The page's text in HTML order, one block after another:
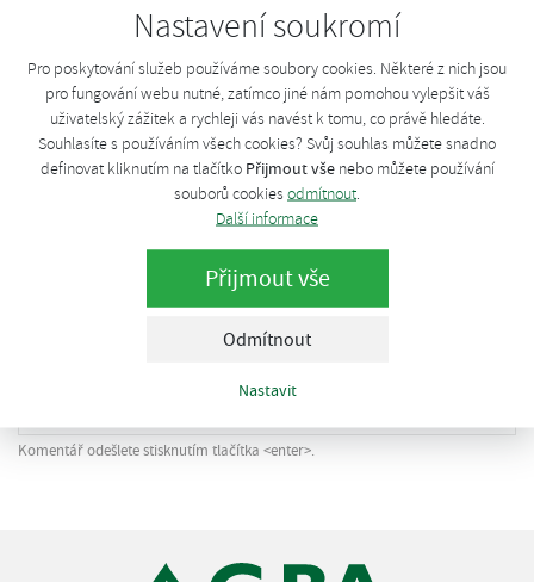
Nastavení soukromí
Pro poskytování služeb používáme soubory cookies. Některé z nich jsou
pro fungování webu nutné, zatímco jiné nám pomohou vylepšit váš
uživatelský zážitek a rychleji vás navést k tomu, co právě hledáte.
Souhlasíte s používáním všech cookies? Svůj souhlas můžete snadno
definovat kliknutím na tlačítko Přijmout všenebo můžete používání
souborů cookies odmítnout
Další informace
Přijmout vše
Odmítnout
Nastavit
Vietnam) se v našich podmínkách nevyplácí, a to zejména kvůli
zimnímu období (kdy je potřeba obsah fermentoru zahřívat)
nebo kvůli náročným bezpečnostním předpisům. V Evropě jsou
tak používány technologie s instalovaným elektrickým výkonem
v řádu minimálně desítek kW (v EU několik výrobců), které
vyžadují přísun organické hmoty minimálně ve vyšších stovkách
Komentář odešlete stisknutím tlačítka <enter>.